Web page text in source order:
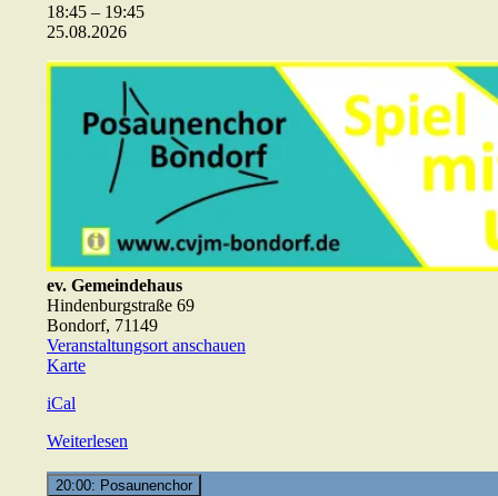
18:45 – 19:45
25.08.2026
ev. Gemeindehaus
Hindenburgstraße 69
Bondorf, 71149
Veranstaltungsort anschauen
Karteev.
iCal
Weiterlesen
20:00: Posaunenchor